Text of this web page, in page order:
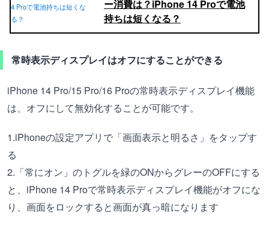
ー消費は？iPhone 14 Proで電池
持ちは短くなる？
常時表示ディスプレイはオフにすることができる
iPhone 14 Pro/15 Pro/16 Proの常時表示ディスプレイ機能
は、オフにして無効化することが可能です。
1.iPhoneの設定アプリで「画面表示と明るさ」をタップす
る
2.「常にオン」のトグルを緑のONからグレーのOFFにする
と、iPhone 14 Proで常時表示ディスプレイ機能がオフにな
り、画面をロックすると画面が真っ暗になります